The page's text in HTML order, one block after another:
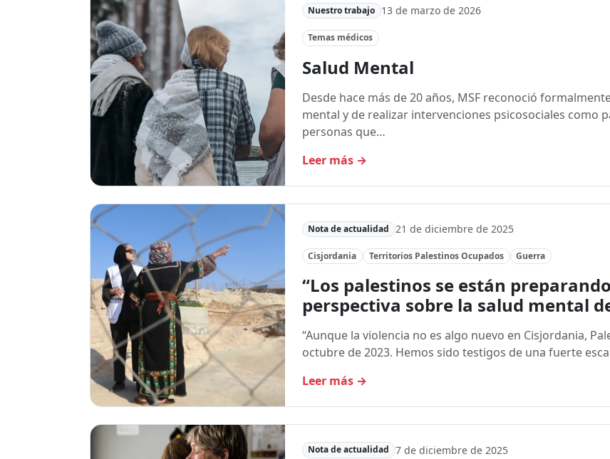
Nuestro trabajo 13 de marzo de 2026
Temas médicos
Salud Mental
Desde hace más de 20 años, MSF reconoció
mental y de realizar intervenciones psicosociales como
personas que…
Leer más →
Nota de actualidad 21 de diciembre de 2025
Cisjordania Territorios Palestinos Ocupados Guerra
“Los palestinos se están
perspectiva sobre la salud mental
“Aunque la violencia no es algo nuevo en Cisjordania,
octubre de 2023. Hemos sido testigos de una fuerte
Leer más →
Nota de actualidad 7 de diciembre de 2025